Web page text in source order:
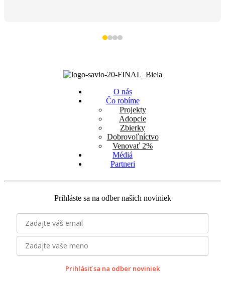
O nás
Čo robíme
Projekty
Adopcie
Zbierky
Dobrovoľníctvo
Venovať 2%
Médiá
Partneri
Prihláste sa na odber našich noviniek
Prihlásiť sa na odber noviniek